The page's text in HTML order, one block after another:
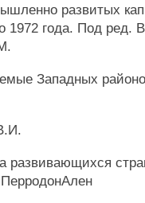
развитых
1972 года. Под ред.
Западных
развивающихся